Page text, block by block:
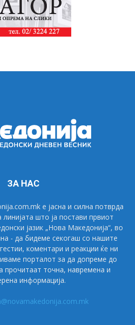
ЗА НАС
е јасна и силна потврда
што ја постави првиот
јазик „Нова Македонија“, во
- да бидеме секогаш со нашите
коментари и реакции ќе ни
порталот за да допреме до
прочитаат точна, навремена и
информација.